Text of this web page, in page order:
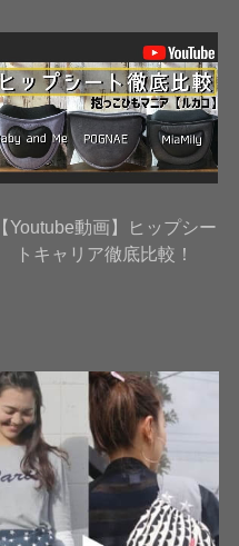
【Youtube動画】ヒップシー
トキャリア徹底比較！